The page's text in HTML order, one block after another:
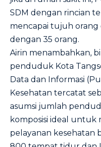
SDM dengan rincian
mencapai tujuh orang
dengan 35 orang.
Airin menambahkan,
penduduk Kota
Data dan Informasi
Kesehatan tercatat
asumsi jumlah
komposisi ideal untuk
pelayanan kesehatan